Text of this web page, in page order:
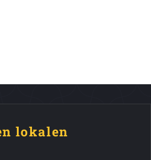
lokalen